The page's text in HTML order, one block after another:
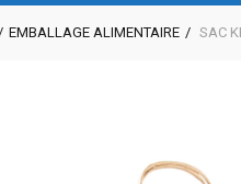
EMBALLAGE ALIMENTAIRE SAC